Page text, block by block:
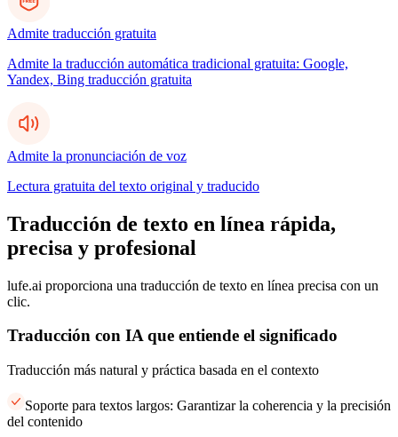
Admite traducción gratuita
Admite la traducción automática tradicional gratuita: Google,
Yandex, Bing traducción gratuita
Admite la pronunciación de voz
Lectura gratuita del texto original y traducido
Traducción de texto en línea rápida,
precisa y profesional
lufe.ai proporciona una traducción de texto en línea precisa con un
clic.
Traducción con IA que entiende el significado
Traducción más natural y práctica basada en el contexto
Soporte para textos largos: Garantizar la coherencia y la precisión
del contenido